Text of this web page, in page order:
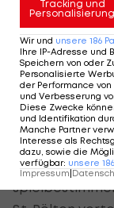
Spiel, ohne
TrainerRobert
Phase ein
Minute aber
wurde nach
Minuten des
Aus der
Tracking und
Personalisierung
Wir und unsere 186
Ihre IP-Adresse und
Speichern von oder
Personalisierte
der Performance
und Verbesserung
Diese Zwecke
und Identifikation
Manche Partner
Interesse als
dazu, sowie die
verfügbar: unsere 186
Impressum|